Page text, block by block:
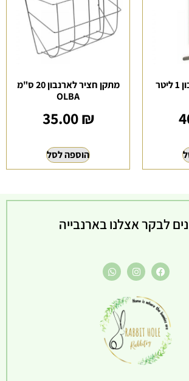
בקבוק מים לארנבון 1 ליטר
מתקן חציר לארנבון 20 ס"מ
OLBA
35.00₪
הוספה לסל
לבקר אצלנו בארנבייה